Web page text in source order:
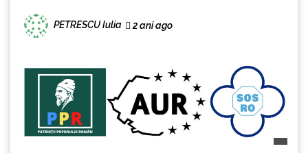
PETRESCU Iulia 2 ani ago